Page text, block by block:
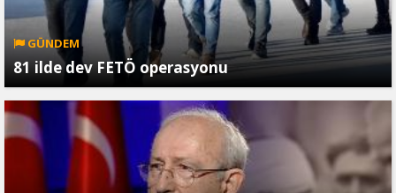
GÜNDEM
81 ilde dev FETÖ operasyonu